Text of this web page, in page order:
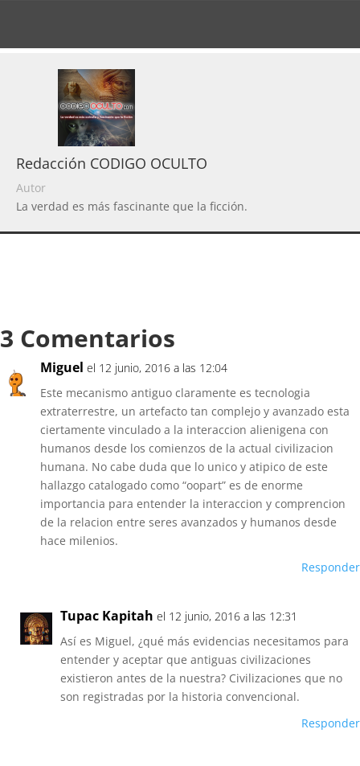
Redacción CODIGO OCULTO
Autor
La verdad es más fascinante que la ficción.
3 Comentarios
Miguel el 12 junio, 2016 a las 12:04
Este mecanismo antiguo claramente es tecnologia
extraterrestre, un artefacto tan complejo y avanzado esta
ciertamente vinculado a la interaccion alienigena con
humanos desde los comienzos de la actual civilizacion
humana. No cabe duda que lo unico y atipico de este
hallazgo catalogado como “oopart” es de enorme
importancia para entender la interaccion y comprencion
de la relacion entre seres avanzados y humanos desde
hace milenios.
Responder
Tupac Kapitah el 12 junio, 2016 a las 12:31
Así es Miguel, ¿qué más evidencias necesitamos para
entender y aceptar que antiguas civilizaciones
existieron antes de la nuestra? Civilizaciones que no
son registradas por la historia convencional.
Responder